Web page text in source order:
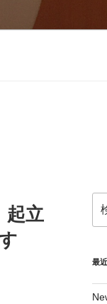
起立
索:
最